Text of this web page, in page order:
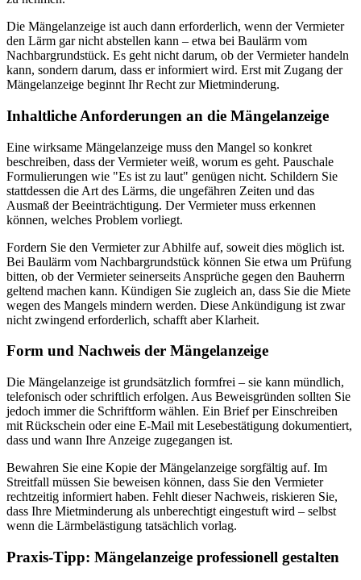
Die Mängelanzeige ist auch dann erforderlich, wenn der Vermieter
den Lärm gar nicht abstellen kann – etwa bei Baulärm vom
Nachbargrundstück. Es geht nicht darum, ob der Vermieter handeln
kann, sondern darum, dass er informiert wird. Erst mit Zugang der
Mängelanzeige beginnt Ihr Recht zur Mietminderung.
Inhaltliche Anforderungen an die Mängelanzeige
Eine wirksame Mängelanzeige muss den Mangel so konkret
beschreiben, dass der Vermieter weiß, worum es geht. Pauschale
Formulierungen wie "Es ist zu laut" genügen nicht. Schildern Sie
stattdessen die Art des Lärms, die ungefähren Zeiten und das
Ausmaß der Beeinträchtigung. Der Vermieter muss erkennen
können, welches Problem vorliegt.
Fordern Sie den Vermieter zur Abhilfe auf, soweit dies möglich ist.
Bei Baulärm vom Nachbargrundstück können Sie etwa um Prüfung
bitten, ob der Vermieter seinerseits Ansprüche gegen den Bauherrn
geltend machen kann. Kündigen Sie zugleich an, dass Sie die Miete
wegen des Mangels mindern werden. Diese Ankündigung ist zwar
nicht zwingend erforderlich, schafft aber Klarheit.
Form und Nachweis der Mängelanzeige
Die Mängelanzeige ist grundsätzlich formfrei – sie kann mündlich,
telefonisch oder schriftlich erfolgen. Aus Beweisgründen sollten Sie
jedoch immer die Schriftform wählen. Ein Brief per Einschreiben
mit Rückschein oder eine E-Mail mit Lesebestätigung dokumentiert,
dass und wann Ihre Anzeige zugegangen ist.
Bewahren Sie eine Kopie der Mängelanzeige sorgfältig auf. Im
Streitfall müssen Sie beweisen können, dass Sie den Vermieter
rechtzeitig informiert haben. Fehlt dieser Nachweis, riskieren Sie,
dass Ihre Mietminderung als unberechtigt eingestuft wird – selbst
wenn die Lärmbelästigung tatsächlich vorlag.
Praxis-Tipp: Mängelanzeige professionell gestalten